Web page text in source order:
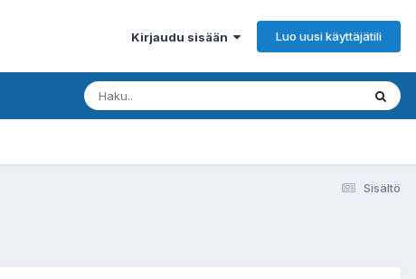
Kirjaudu sisään Luo uusi käyttäjätili
Sisältö